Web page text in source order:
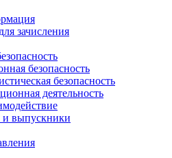
зачисления
безопасность
безопасность
деятельность
и выпускники